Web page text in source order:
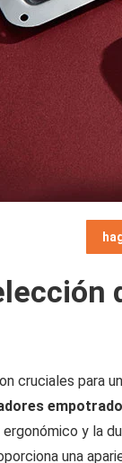
cruciales para
ergonómico y la
una